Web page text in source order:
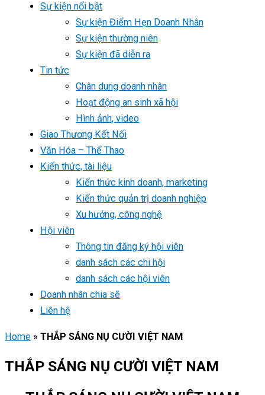
Sự kiện nổi bật
Sự kiện Điểm Hẹn Doanh Nhân
Sự kiện thường niên
Sự kiện đã diễn ra
Tin tức
Chân dung doanh nhân
Hoạt động an sinh xã hội
Hình ảnh, video
Giao Thương Kết Nối
Văn Hóa – Thể Thao
Kiến thức, tài liệu
Kiến thức kinh doanh, marketing
Kiến thức quản trị doanh nghiệp
Xu hướng, công nghệ
Hội viên
Thông tin đăng ký hội viên
danh sách các chi hội
danh sách các hội viên
Doanh nhân chia sẽ
Liên hệ
Home » THẮP SÁNG NỤ CƯỜI VIỆT NAM
THẮP SÁNG NỤ CƯỜI VIỆT NAM